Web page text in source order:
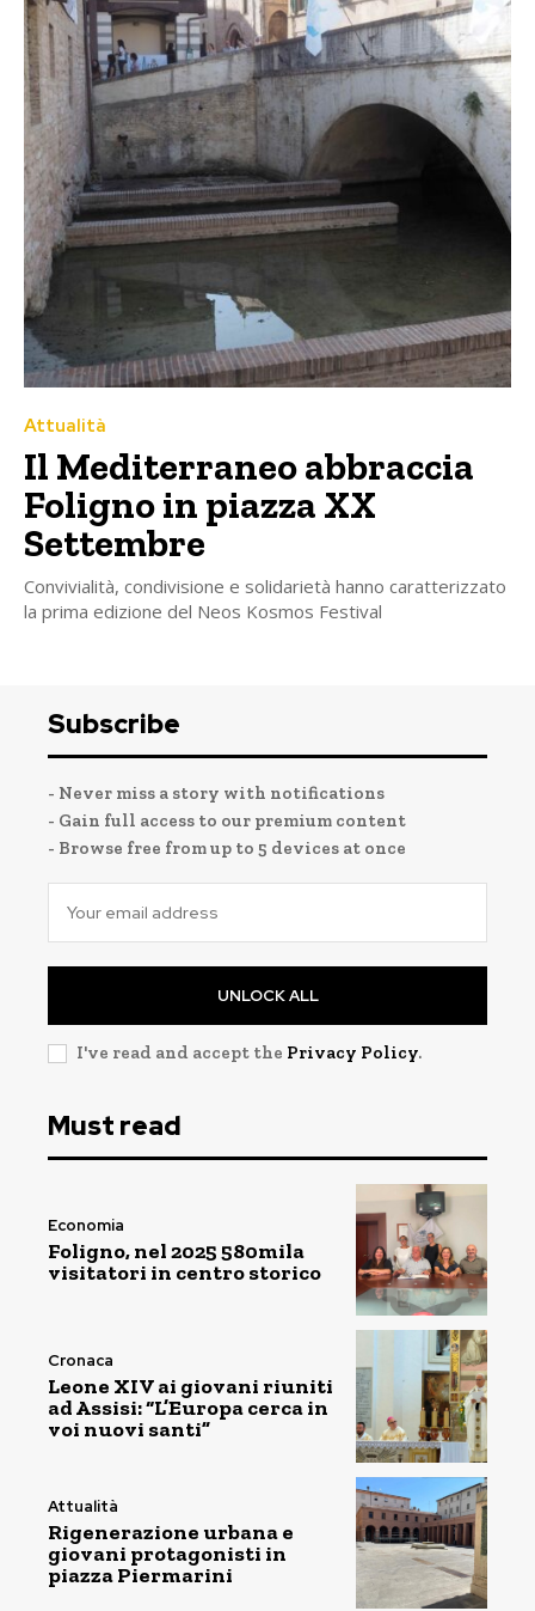
Attualità
Il Mediterraneo abbraccia
Foligno in piazza XX
Settembre
Convivialità, condivisione e solidarietà hanno caratterizzato
la prima edizione del Neos Kosmos Festival
Subscribe
- Never miss a story with notifications
- Gain full access to our premium content
- Browse free from up to 5 devices at once
UNLOCK ALL
I've read and accept the Privacy Policy.
Must read
Economia
Foligno, nel 2025 580mila
visitatori in centro storico
Cronaca
Leone XIV ai giovani riuniti
ad Assisi: “L’Europa cerca in
voi nuovi santi”
Attualità
Rigenerazione urbana e
giovani protagonisti in
piazza Piermarini